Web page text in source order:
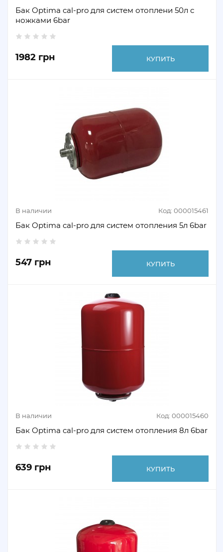
Бак Optima cal-pro для систем отоплени 50л с
ножками 6bar
1982 грн КУПИТЬ
В наличии Код: 000015461
Бак Optima cal-pro для систем отопления 5л 6bar
547 грн КУПИТЬ
В наличии Код: 000015460
Бак Optima cal-pro для систем отопления 8л 6bar
639 грн КУПИТЬ